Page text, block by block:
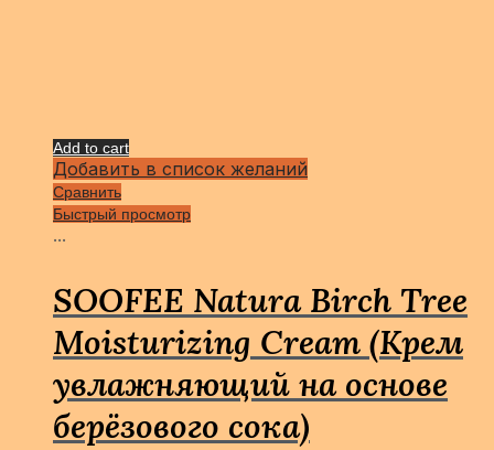
Add to cart
Добавить в список желаний
Сравнить
Быстрый просмотр
...
SOOFEE Natura Birch Tree
Moisturizing Cream (Крем
увлажняющий на основе
берёзового сока)